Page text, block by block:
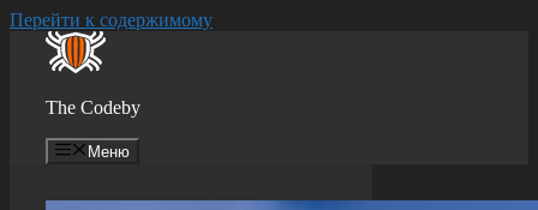
Перейти к содержимому
The Codeby
Меню